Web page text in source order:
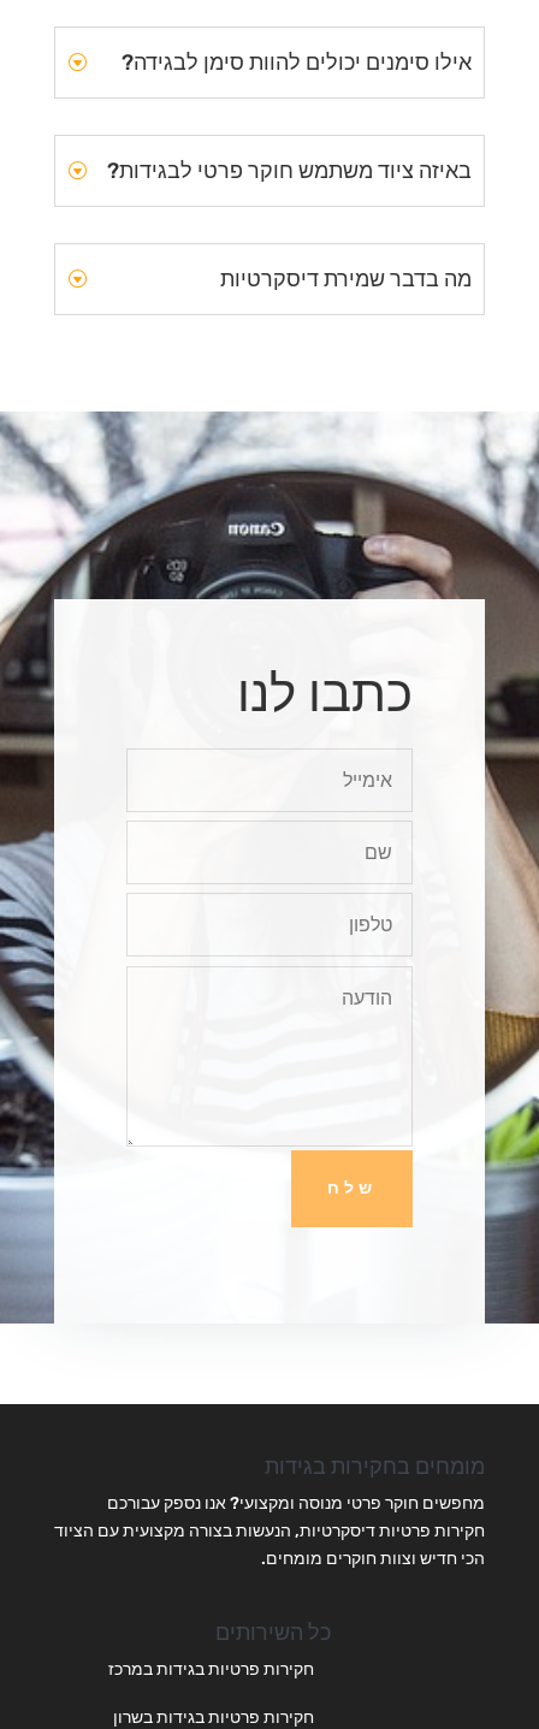
אילו סימנים יכולים להוות סימן לבגידה?
באיזה ציוד משתמש חוקר פרטי לבגידות?
מה בדבר שמירת דיסקרטיות
כתבו לנו
שלח
מומחים בחקירות בגידות
מחפשים חוקר פרטי מנוסה ומקצועי? אנו נספק עבורכם
חקירות פרטיות דיסקרטיות, הנעשות בצורה מקצועית עם הציוד
הכי חדיש וצוות חוקרים מומחים.
כל השירותים
חקירות פרטיות בגידות במרכז
חקירות פרטיות בגידות בשרון